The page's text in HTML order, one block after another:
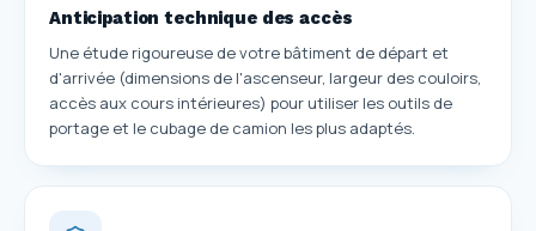
Anticipation technique des accès
Une étude rigoureuse de votre bâtiment de départ et
d'arrivée (dimensions de l'ascenseur, largeur des couloirs,
accès aux cours intérieures) pour utiliser les outils de
portage et le cubage de camion les plus adaptés.